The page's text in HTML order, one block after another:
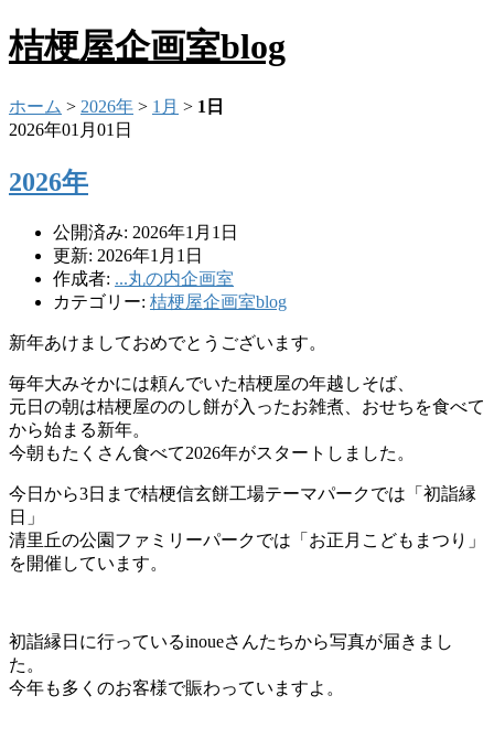
桔梗屋企画室blog
ホーム > 2026年 > 1月 > 1日
2026年01月01日
2026年
公開済み: 2026年1月1日
更新: 2026年1月1日
作成者: ...丸の内企画室
カテゴリー: 桔梗屋企画室blog
新年あけましておめでとうございます。
毎年大みそかには頼んでいた桔梗屋の年越しそば、
元日の朝は桔梗屋ののし餅が入ったお雑煮、おせちを食べて
から始まる新年。
今朝もたくさん食べて2026年がスタートしました。
今日から3日まで桔梗信玄餅工場テーマパークでは「初詣縁
日」
清里丘の公園ファミリーパークでは「お正月こどもまつり」
を開催しています。
初詣縁日に行っているinoueさんたちから写真が届きまし
た。
今年も多くのお客様で賑わっていますよ。